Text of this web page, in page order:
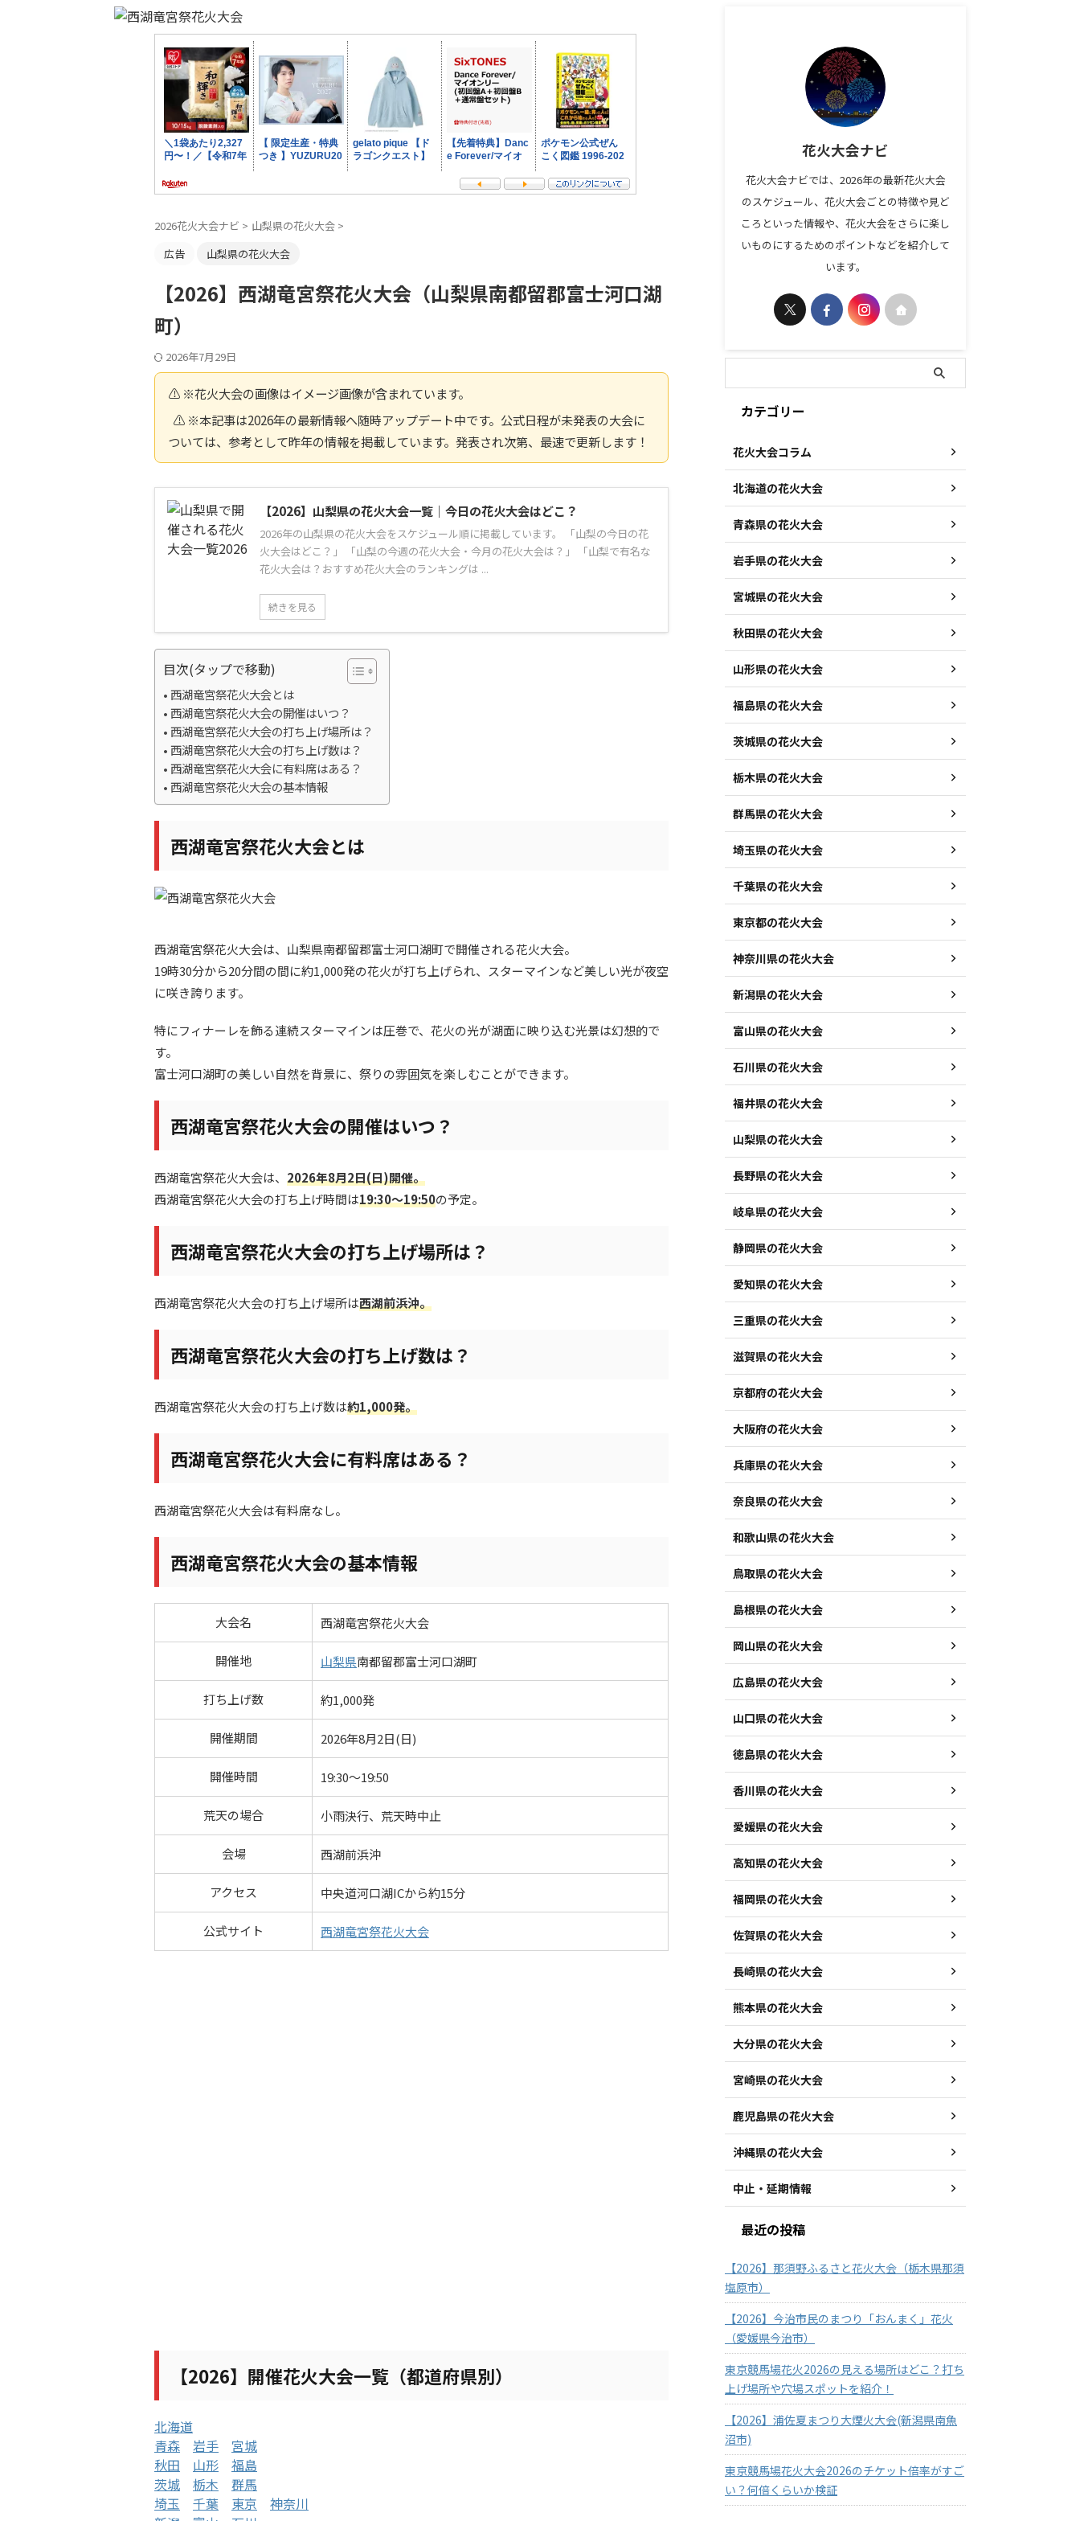
2026花火大会ナビ > 山梨県の花火大会 >
広告
山梨県の花火大会
【2026】西湖竜宮祭花火大会（山梨県南都留郡富士河口湖
町）
2026年7月29日
⚠️ ※花火大会の画像はイメージ画像が含まれています。
⚠️ ※本記事は2026年の最新情報へ随時アップデート中です。公式日程が未発表の大会に
ついては、参考として昨年の情報を掲載しています。発表され次第、最速で更新します！
【2026】山梨県の花火大会一覧｜今日の花火大会はどこ？
2026年の山梨県の花火大会をスケジュール順に掲載しています。 「山梨の今日の花
火大会はどこ？」 「山梨の今週の花火大会・今月の花火大会は？」 「山梨で有名な
花火大会は？おすすめ花火大会のランキングは ...
続きを見る
目次(タップで移動)
西湖竜宮祭花火大会とは
西湖竜宮祭花火大会の開催はいつ？
西湖竜宮祭花火大会の打ち上げ場所は？
西湖竜宮祭花火大会の打ち上げ数は？
西湖竜宮祭花火大会に有料席はある？
西湖竜宮祭花火大会の基本情報
西湖竜宮祭花火大会とは
西湖竜宮祭花火大会は、山梨県南都留郡富士河口湖町で開催される花火大会。
19時30分から20分間の間に約1,000発の花火が打ち上げられ、スターマインなど美しい光が夜空
に咲き誇ります。
特にフィナーレを飾る連続スターマインは圧巻で、花火の光が湖面に映り込む光景は幻想的で
す。
富士河口湖町の美しい自然を背景に、祭りの雰囲気を楽しむことができます。
西湖竜宮祭花火大会の開催はいつ？
西湖竜宮祭花火大会は、 2026年8月2日(日)開催。
西湖竜宮祭花火大会の打ち上げ時間は19:30～19:50の予定。
西湖竜宮祭花火大会の打ち上げ場所は？
西湖竜宮祭花火大会の打ち上げ場所は西湖前浜沖。
西湖竜宮祭花火大会の打ち上げ数は？
西湖竜宮祭花火大会の打ち上げ数は約1,000発。
西湖竜宮祭花火大会に有料席はある？
西湖竜宮祭花火大会は有料席なし。
西湖竜宮祭花火大会の基本情報
大会名 西湖竜宮祭花火大会
開催地 山梨県南都留郡富士河口湖町
打ち上げ数 約1,000発
開催期間 2026年8月2日(日)
開催時間 19:30～19:50
荒天の場合 小雨決行、荒天時中止
会場 西湖前浜沖
アクセス 中央道河口湖ICから約15分
公式サイト 西湖竜宮祭花火大会
【2026】開催花火大会一覧（都道府県別）
北海道
青森
岩手
宮城
秋田
山形
福島
茨城
栃木
群馬
埼玉
千葉 東京
神奈川
花火大会ナビ
花火大会ナビでは、2026年の最新花火大会
のスケジュール、花火大会ごとの特徴や見ど
ころといった情報や、花火大会をさらに楽し
いものにするためのポイントなどを紹介して
います。
カテゴリー
花火大会コラム
北海道の花火大会
青森県の花火大会
岩手県の花火大会
宮城県の花火大会
秋田県の花火大会
山形県の花火大会
福島県の花火大会
茨城県の花火大会
栃木県の花火大会
群馬県の花火大会
埼玉県の花火大会
千葉県の花火大会
東京都の花火大会
神奈川県の花火大会
新潟県の花火大会
富山県の花火大会
石川県の花火大会
福井県の花火大会
山梨県の花火大会
長野県の花火大会
岐阜県の花火大会
静岡県の花火大会
愛知県の花火大会
三重県の花火大会
滋賀県の花火大会
京都府の花火大会
大阪府の花火大会
兵庫県の花火大会
奈良県の花火大会
和歌山県の花火大会
鳥取県の花火大会
島根県の花火大会
岡山県の花火大会
広島県の花火大会
山口県の花火大会
徳島県の花火大会
香川県の花火大会
愛媛県の花火大会
高知県の花火大会
福岡県の花火大会
佐賀県の花火大会
長崎県の花火大会
熊本県の花火大会
大分県の花火大会
宮崎県の花火大会
鹿児島県の花火大会
沖縄県の花火大会
中止・延期情報
最近の投稿
【2026】那須野ふるさと花火大会（栃木県那須
塩原市）
【2026】今治市民のまつり「おんまく」花火
（愛媛県今治市）
東京競馬場花火2026の見える場所はどこ？打ち
上げ場所や穴場スポットを紹介！
【2026】浦佐夏まつり大煙火大会(新潟県南魚
沼市)
東京競馬場花火大会2026のチケット倍率がすご
い？何倍くらいか検証